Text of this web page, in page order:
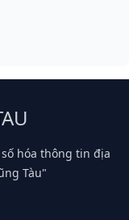
hóa thông tin địa
Tàu"